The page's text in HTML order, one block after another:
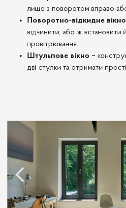
лише з поворотом вправо
Поворотно-відкидне вікно
відчинити, або ж встановити
провітрювання.
Штульпове вікно –
дві стулки та отримати